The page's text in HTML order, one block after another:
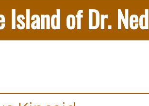
Island of Dr. Ned